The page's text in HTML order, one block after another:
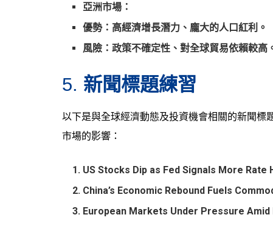
亞洲市場 ：
優勢：高經濟增長潛力、龐大的人口紅利。
風險：政策不確定性、對全球貿易依賴較高
5. 新聞標題練習
以下是與全球經濟動態及投資機會相關的新聞
市場的影響：
US Stocks Dip as Fed Signals More Rate
China’s Economic Rebound Fuels
European Markets Under Pressure